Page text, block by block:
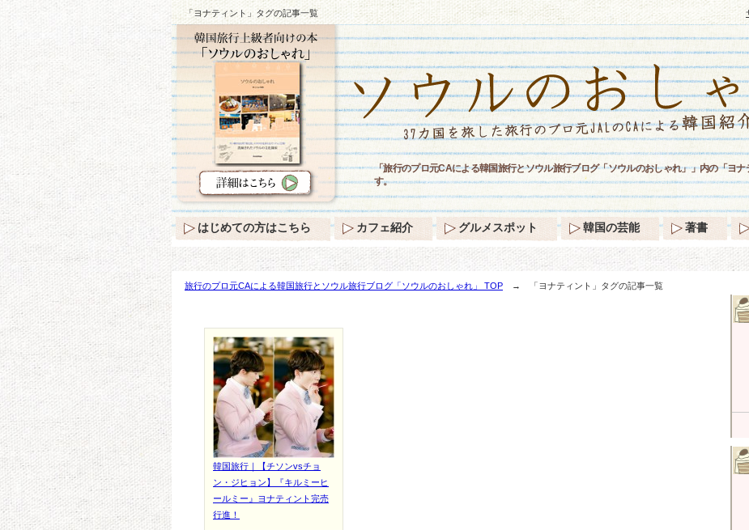
「ヨナティント」タグの記事一覧
旅行のプロ元CAによる韓国旅行とソウル旅行ブログ「ソウルのおしゃれ」 TOP → 「ヨナティント」タグの記事一覧
韓国旅行｜【チソンvsチョ
ン・ジヒョン】『キルミーヒ
ールミー』ヨナティント完売
行進！
「旅行のプロ元CAによる韓国旅行とソウル旅行ブログ「ソウルのおしゃれ」」内の「ヨ
す。
はじめての方はこちら カフェ紹介 グルメスポット 韓国の芸能 著書